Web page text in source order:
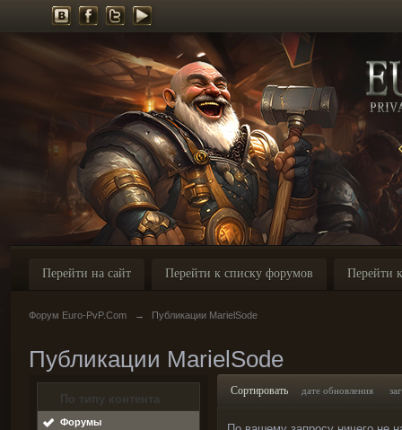
Перейти на сайт Перейти к списку форумов Перейти
Форум Euro-PvP.Com → Публикации MarielSode
Публикации MarielSode
По типу контента
Форумы
Сортировать дате обновления